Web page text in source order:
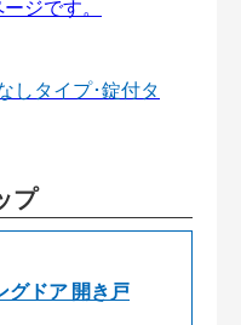
しタイプ･錠付タ
プ
ドア 開き戸